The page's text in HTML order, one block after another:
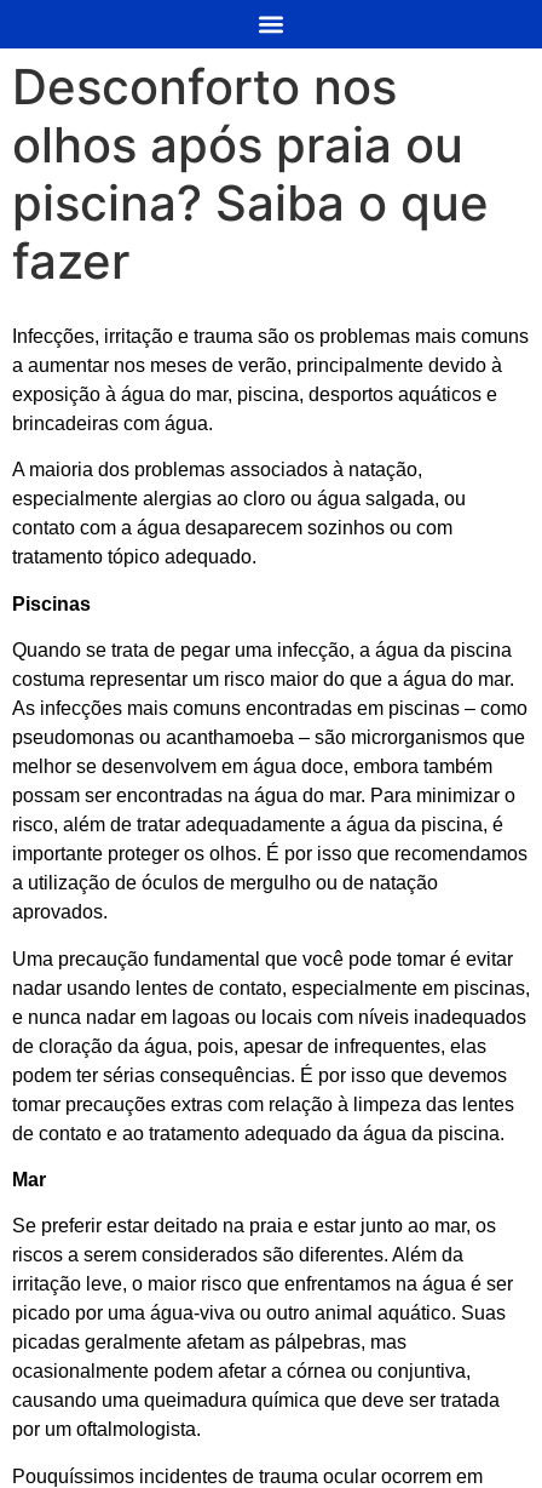
Desconforto nos
olhos após praia ou
piscina? Saiba o que
fazer
Infecções, irritação e trauma são os problemas mais comuns
a aumentar nos meses de verão, principalmente devido à
exposição à água do mar, piscina, desportos aquáticos e
brincadeiras com água.
A maioria dos problemas associados à natação,
especialmente alergias ao cloro ou água salgada, ou
contato com a água desaparecem sozinhos ou com
tratamento tópico adequado.
Piscinas
Quando se trata de pegar uma infecção, a água da piscina
costuma representar um risco maior do que a água do mar.
As infecções mais comuns encontradas em piscinas – como
pseudomonas ou acanthamoeba – são microrganismos que
melhor se desenvolvem em água doce, embora também
possam ser encontradas na água do mar. Para minimizar o
risco, além de tratar adequadamente a água da piscina, é
importante proteger os olhos. É por isso que recomendamos
a utilização de óculos de mergulho ou de natação
aprovados.
Uma precaução fundamental que você pode tomar é evitar
nadar usando lentes de contato, especialmente em piscinas,
e nunca nadar em lagoas ou locais com níveis inadequados
de cloração da água, pois, apesar de infrequentes, elas
podem ter sérias consequências. É por isso que devemos
tomar precauções extras com relação à limpeza das lentes
de contato e ao tratamento adequado da água da piscina.
Mar
Se preferir estar deitado na praia e estar junto ao mar, os
riscos a serem considerados são diferentes. Além da
irritação leve, o maior risco que enfrentamos na água é ser
picado por uma água-viva ou outro animal aquático. Suas
picadas geralmente afetam as pálpebras, mas
ocasionalmente podem afetar a córnea ou conjuntiva,
causando uma queimadura química que deve ser tratada
por um oftalmologista.
Pouquíssimos incidentes de trauma ocular ocorrem em